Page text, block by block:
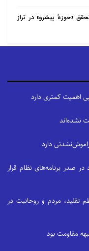
«حوزهٔ پیشرو» در تراز
اهمیت کمتری دارد
نشده‌اند
دارد
صدر برنامه‌های نظام قرار
تقلید، مردم و روحانیت در
مقاومت بود